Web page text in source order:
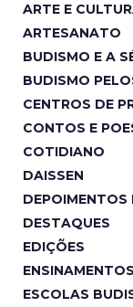
ARTE E
ARTESANATO
BUDISMO E A
BUDISMO
CENTROS DE
CONTOS E
COTIDIANO
DAISSEN
DEPOIMENTOS
DESTAQUES
EDIÇÕES
ESCOLAS